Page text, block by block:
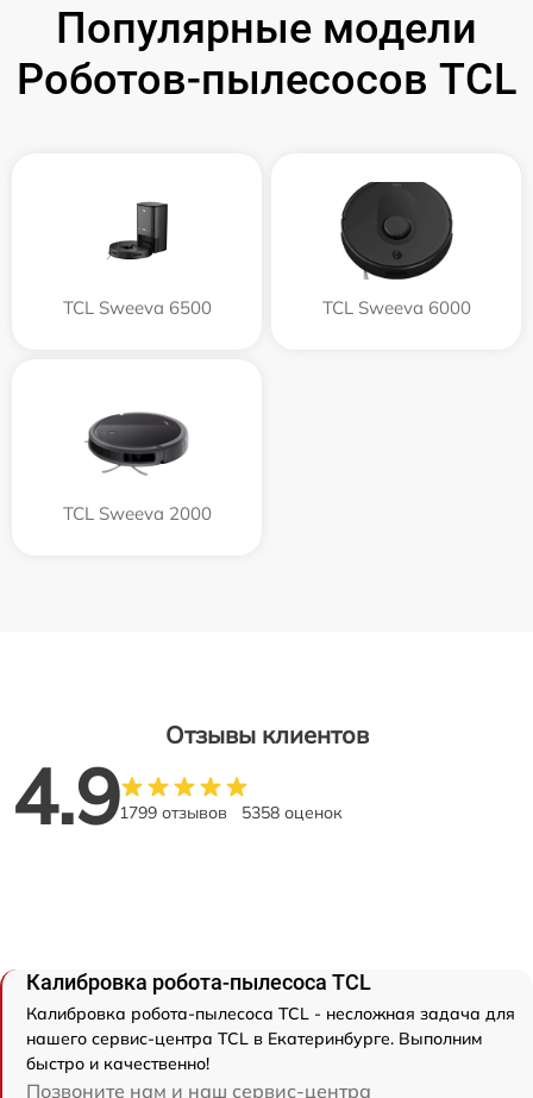
Популярные модели
Роботов-пылесосов TCL
TCL Sweeva 6500 TCL Sweeva 6000
TCL Sweeva 2000
Отзывы клиентов
4.91799 отзывов 5358 оценок
Калибровка робота-пылесоса TCL
Калибровка робота-пылесоса TCL - несложная задача для
нашего сервис-центра TCL в Екатеринбурге. Выполним
быстро и качественно!
Позвоните нам и наш сервис-центра